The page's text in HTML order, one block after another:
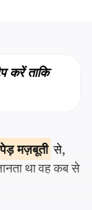
करें ताकि
पेड़मज़बूती से,
था वह कब से